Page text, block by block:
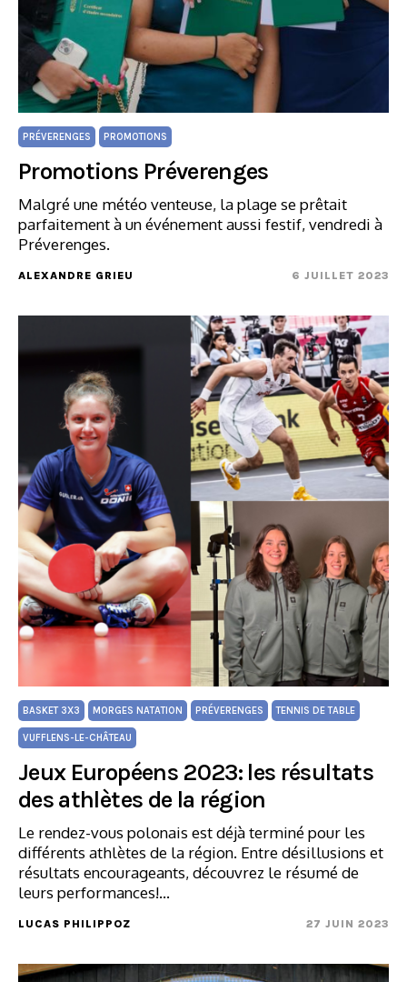
PRÉVERENGES PROMOTIONS
Promotions Préverenges
Malgré une météo venteuse, la plage se prêtait
parfaitement à un événement aussi festif, vendredi à
Préverenges.
ALEXANDRE GRIEU 6 JUILLET 2023
BASKET 3X3 MORGES NATATION PRÉVERENGES TENNIS DE TABLE
VUFFLENS-LE-CHÂTEAU
Jeux Européens 2023: les résultats
des athlètes de la région
Le rendez-vous polonais est déjà terminé pour les
différents athlètes de la région. Entre désillusions et
résultats encourageants, découvrez le résumé de
leurs performances!…
LUCAS PHILIPPOZ 27 JUIN 2023